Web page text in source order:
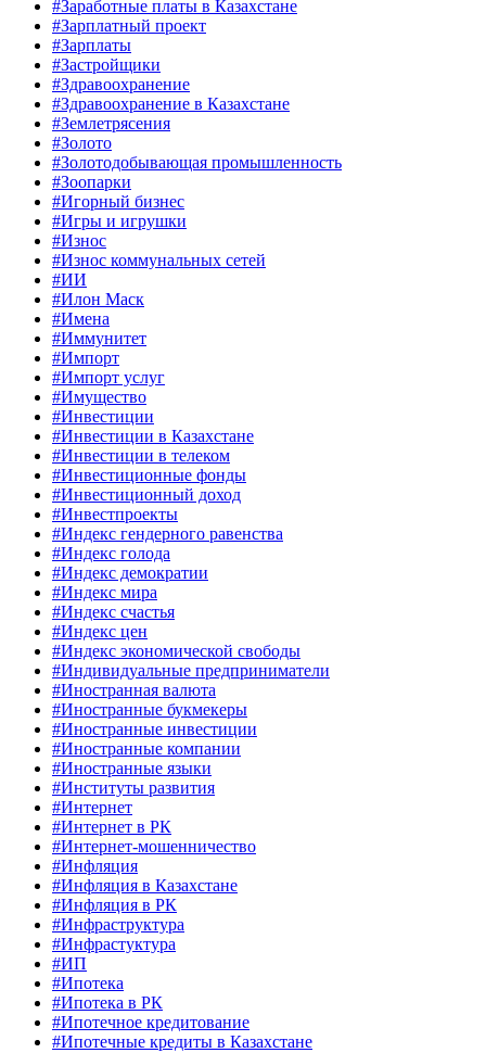
#Заработные платы в Казахстане
#Зарплатный проект
#Зарплаты
#Застройщики
#Здравоохранение
#Здравоохранение в Казахстане
#Землетрясения
#Золото
#Золотодобывающая промышленность
#Зоопарки
#Игорный бизнес
#Игры и игрушки
#Износ
#Износ коммунальных сетей
#ИИ
#Илон Маск
#Имена
#Иммунитет
#Импорт
#Импорт услуг
#Имущество
#Инвестиции
#Инвестиции в Казахстане
#Инвестиции в телеком
#Инвестиционные фонды
#Инвестиционный доход
#Инвестпроекты
#Индекс гендерного равенства
#Индекс голода
#Индекс демократии
#Индекс мира
#Индекс счастья
#Индекс цен
#Индекс экономической свободы
#Индивидуальные предприниматели
#Иностранная валюта
#Иностранные букмекеры
#Иностранные инвестиции
#Иностранные компании
#Иностранные языки
#Институты развития
#Интернет
#Интернет в РК
#Интернет-мошенничество
#Инфляция
#Инфляция в Казахстане
#Инфляция в РК
#Инфраструктура
#Инфрастуктура
#ИП
#Ипотека
#Ипотека в РК
#Ипотечное кредитование
#Ипотечные кредиты в Казахстане